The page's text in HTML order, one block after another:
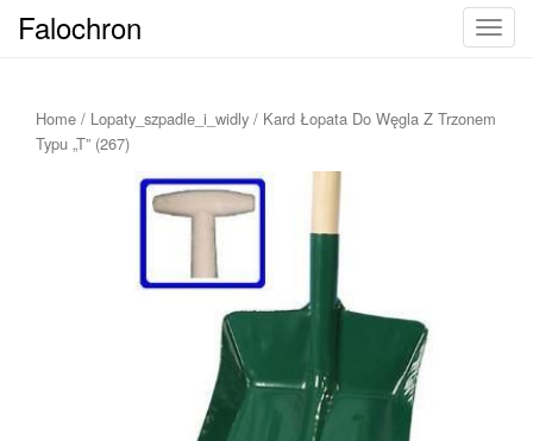
T
g
Falochron
Home / Lopaty_szpadle_i_widly / Kard Łopata Do Węgla Z Trzonem
Typu „T” (267)